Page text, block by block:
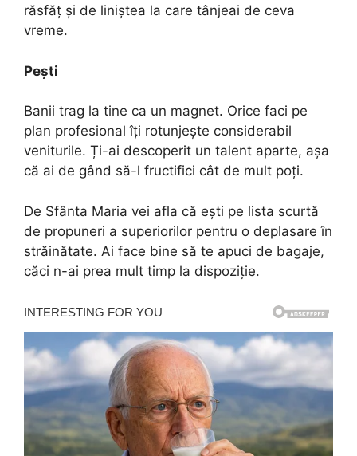
răsfăț și de liniștea la care tânjeai de ceva
vreme.
Pești
Banii trag la tine ca un magnet. Orice faci pe
plan profesional îți rotunjește considerabil
veniturile. Ți-ai descoperit un talent aparte, așa
că ai de gând să-l fructifici cât de mult poți.
De Sfânta Maria vei afla că ești pe lista scurtă
de propuneri a superiorilor pentru o deplasare în
străinătate. Ai face bine să te apuci de bagaje,
căci n-ai prea mult timp la dispoziție.